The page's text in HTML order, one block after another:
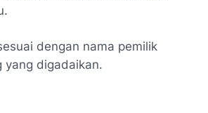
dengan nama pemilik
yang digadaikan.